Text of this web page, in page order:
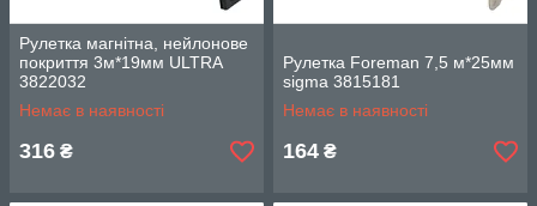
Рулетка магнітна, нейлонове
покриття 3м*19мм ULTRA
3822032
Немає в наявності
316 ₴
Рулетка Foreman 7,5 м*25мм
sigma 3815181
Немає в наявності
164 ₴